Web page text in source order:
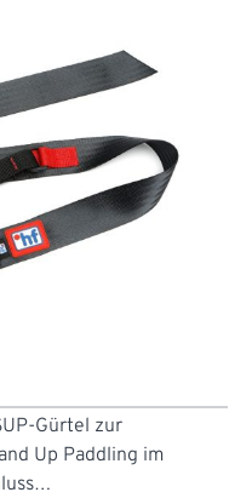
Gürtel zur
Up Paddling im